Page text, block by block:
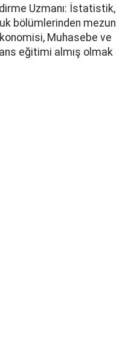
Uzmanı: İstatistik,
bölümlerinden mezun
Muhasebe ve
eğitimi almış olmak